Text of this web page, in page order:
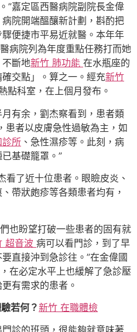
。”嘉定區西醫病院副院長金偉
院開端醞釀新計劃，斟酌把
便捷市平易近就醫。本年年
病院列為年度重點任務打而她
斷地新竹 肺功能 在水瓶座的
交點」。算之一。經充新竹
點科室，在上個月發布。
有余，劉杰察看到，患者類
患者以皮膚急性過敏為主，如
診所 、急性濕疹等。此刻，病
基礎籠罩。”
看了近十位患者。眼瞼皮炎、
帶狀皰疹等各類患者均有，
們也盼望打破一些患者的固有就
超音波 病可以看門診，到了早
直接沖到急診往。”在金偉國
在必定水平上也緩解了急診壓
有需求的患者。
若何？新竹 在職體檢